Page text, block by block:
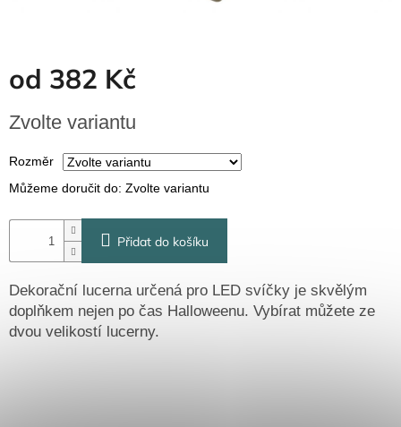
firmy
od 382 Kč
cena:
Zvolte variantu
Rozměr
Můžeme doručit do: Zvolte variantu
Přidat do košíku
Dekorační lucerna určená pro LED svíčky je skvělým
doplňkem nejen po čas Halloweenu. Vybírat můžete ze
dvou velikostí lucerny.